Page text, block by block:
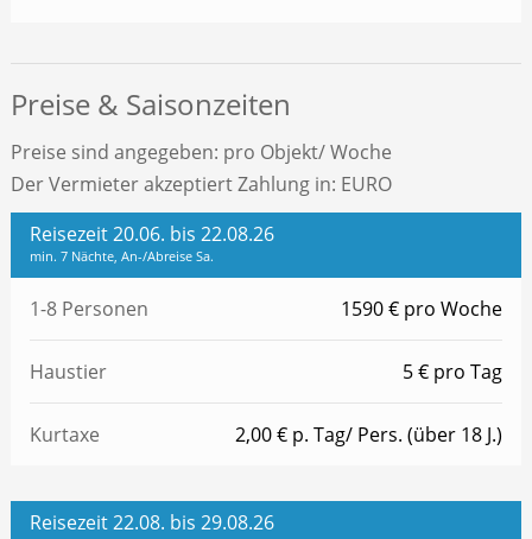
Preise & Saisonzeiten
Preise sind angegeben: pro Objekt/ Woche
Der Vermieter akzeptiert Zahlung in: EURO
Reisezeit 20.06. bis 22.08.26
min. 7 Nächte, An-/Abreise Sa.
1-8 Personen 1590 € pro Woche
Haustier 5 € pro Tag
Kurtaxe 2,00 € p. Tag/ Pers. (über 18 J.)
Reisezeit 22.08. bis 29.08.26